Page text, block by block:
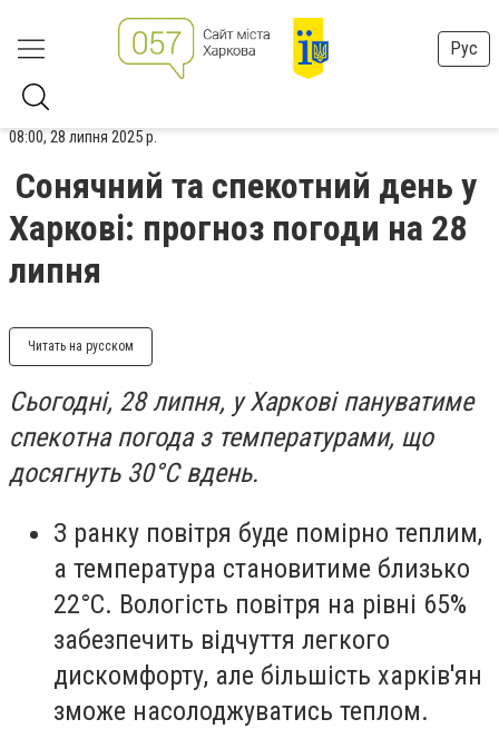
Рус
08:00, 28 липня 2025 р.
Сонячний та спекотний день у
Харкові: прогноз погоди на 28
липня
Читать на русском
Сьогодні, 28 липня, у Харкові пануватиме
спекотна погода з температурами, що
досягнуть 30°C вдень.
З ранку повітря буде помірно теплим,
а температура становитиме близько
22°C. Вологість повітря на рівні 65%
забезпечить відчуття легкого
дискомфорту, але більшість харків'ян
зможе насолоджуватись теплом.